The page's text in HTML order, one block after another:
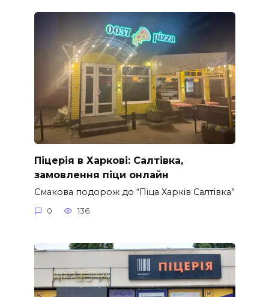
Піцерія в Харкові: Салтівка,
замовлення піци онлайн
Смакова подорож до “Піца Харків Салтівка”
0 136